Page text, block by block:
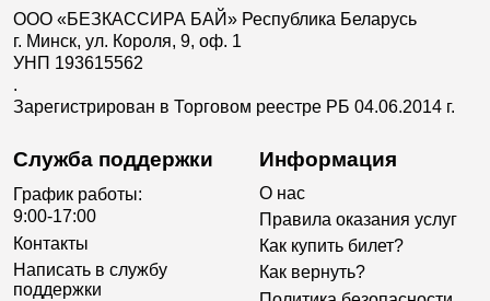
ООО «БЕЗКАССИРА БАЙ» Республика Беларусь
г. Минск, ул. Короля, 9, оф. 1
УНП 193615562
.
Зарегистрирован в Торговом реестре РБ 04.06.2014 г.
Служба поддержки
График работы:
9:00-17:00
Контакты
Написать в службу
поддержки
Информация
О нас
Правила оказания услуг
Как купить билет?
Как вернуть?